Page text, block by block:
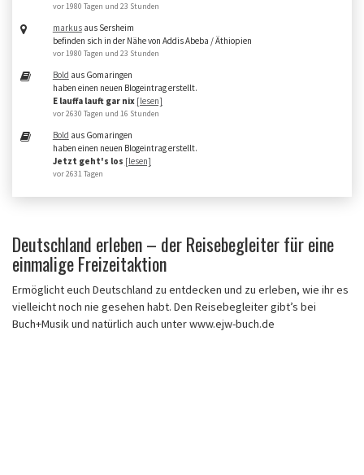
vor 1980 Tagen und 23 Stunden
markusaus Sersheim
befinden sich in der Nähe von Addis Abeba / Äthiopien
vor 1980 Tagen und 23 Stunden
Bold aus Gomaringen
haben einen neuen Blogeintrag erstellt.
E lauffa lauft gar nix [lesen]
vor 2630 Tagen und 16 Stunden
Bold aus Gomaringen
haben einen neuen Blogeintrag erstellt.
Jetzt geht's los [lesen]
vor 2631 Tagen
Deutschland erleben – der Reisebegleiter für eine
einmalige Freizeitaktion
Ermöglicht euch Deutschland zu entdecken und zu erleben, wie ihr es
vielleicht noch nie gesehen habt. Den Reisebegleiter gibt’s bei
Buch+Musik und natürlich auch unter www.ejw-buch.de